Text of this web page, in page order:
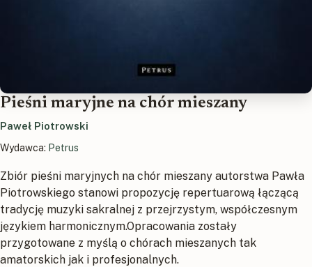
Pieśni maryjne na chór mieszany
Paweł Piotrowski
Wydawca: Petrus
Zbiór pieśni maryjnych na chór mieszany autorstwa Pawła
Piotrowskiego stanowi propozycję repertuarową łączącą
tradycję muzyki sakralnej z przejrzystym, współczesnym
językiem harmonicznym.Opracowania zostały
przygotowane z myślą o chórach mieszanych tak
amatorskich jak i profesjonalnych.